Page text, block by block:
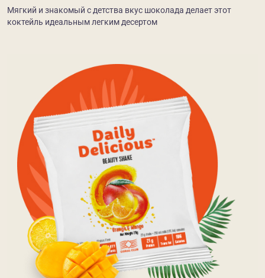
Мягкий и знакомый с детства вкус шоколада делает этот
коктейль идеальным легким десертом